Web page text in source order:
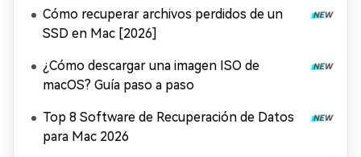
Cómo recuperar archivos perdidos de un
SSD en Mac [2026]
¿Cómo descargar una imagen ISO de
macOS? Guía paso a paso
Top 8 Software de Recuperación de Datos
para Mac 2026